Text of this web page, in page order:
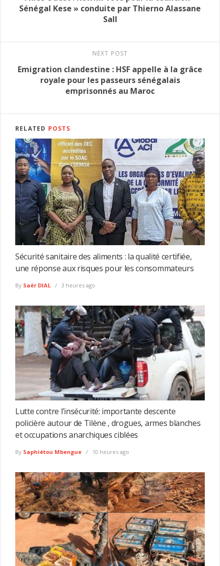
Sénégal Kese » conduite par Thierno Alassane
Sall
NEXT POST
Emigration clandestine : HSF appelle à la grâce
royale pour les passeurs sénégalais
emprisonnés au Maroc
RELATED POSTS
Sécurité sanitaire des aliments : la qualité certifiée,
une réponse aux risques pour les consommateurs
By Saër DIAL 3 heures ago
Lutte contre l’insécurité: importante descente
policière autour de Tilène , drogues, armes blanches
et occupations anarchiques ciblées
By Saphiétou Mbengue 10 heures ago